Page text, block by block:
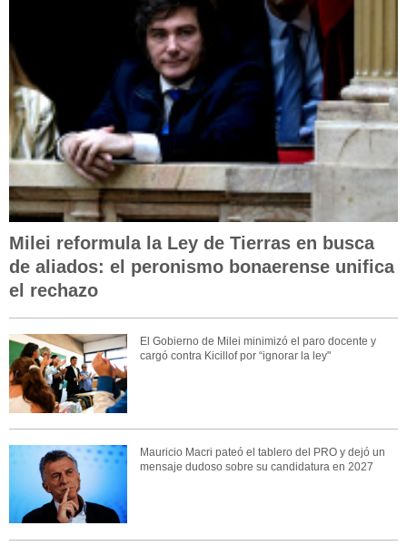
Milei reformula la Ley de Tierras en busca
de aliados: el peronismo bonaerense unifica
el rechazo
El Gobierno de Milei minimizó el paro docente y
cargó contra Kicillof por “ignorar la ley"
Mauricio Macri pateó el tablero del PRO y dejó un
mensaje dudoso sobre su candidatura en 2027